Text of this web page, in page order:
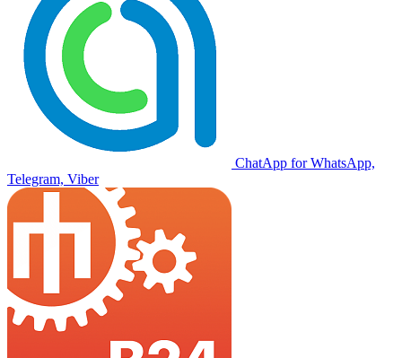
ChatApp for WhatsApp,
Telegram, Viber